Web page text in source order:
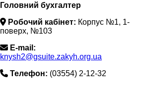
Головний бухгалтер
Робочий кабінет: Корпус №1, 1-
поверх, №103
E-mail:
knysh2@gsuite.zakyh.org.ua
Телефон: (03554) 2-12-32